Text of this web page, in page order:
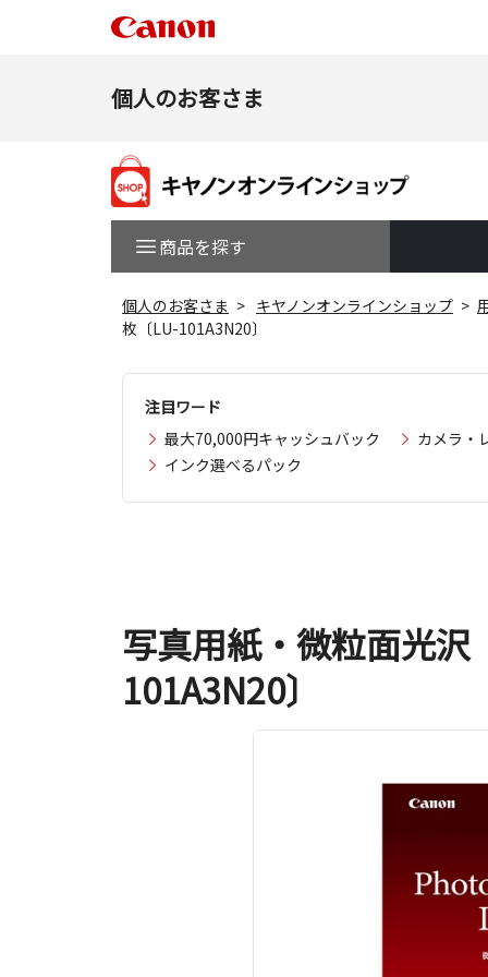
個人のお客さま
商品を探す
個人のお客さま キヤノンオンラインショップ
枚〔LU-101A3N20〕
注目ワード
最大70,000円キャッシュバック
カメラ・
インク選べるパック
写真用紙・微粒面光
101A3N20〕